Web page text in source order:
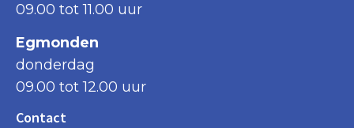
09.00 tot 11.00 uur
Egmonden
donderdag
09.00 tot 12.00 uur
Contact